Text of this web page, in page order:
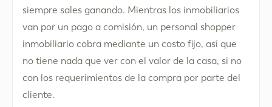
siempre sales ganando. Mientras los inmobiliarios
van por un pago a comisión, un personal shopper
inmobiliario cobra mediante un costo fijo, así que
no tiene nada que ver con el valor de la casa, si no
con los requerimientos de la compra por parte del
cliente.